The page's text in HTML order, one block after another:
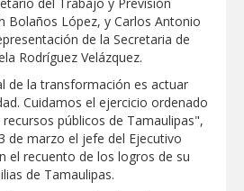
Carlos Peña Ortiz a más de 390
de la Universidad Tecnológica
Tamaulipas Norte
DE CARMEN LILIA
INVIERTE EN
HÍDRICA PARA
UN MEJOR SERVICIO DE
POTABLE
DIF Tamaulipas trámite de
y placas de circulación para
con discapacidad
Bolaños López, y Carlos Antonio
de la Secretaria de
Rodríguez Velázquez.
de la transformación es actuar
Cuidamos el ejercicio ordenado
públicos de Tamaulipas",
de marzo el jefe del Ejecutivo
el recuento de los logros de su
de Tamaulipas.